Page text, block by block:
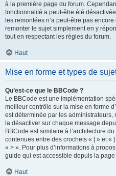
à la première page du forum.
fonctionnalité a peut-être été
les remontées n’a peut-être pas
remonter le sujet simplement en y
tout en respectant les règles du forum.
Haut
Mise en forme et types de
Qu’est-ce que le BBCode ?
Le BBCode est une implémentation
meilleur contrôle sur la mise en forme
est déterminée par les
la désactiver sur chaque message
BBCode est similaire à l’architecture
contenues entre des crochets « [ » et «
« > ». Pour plus d’informations à
guide qui est accessible depuis la
Haut